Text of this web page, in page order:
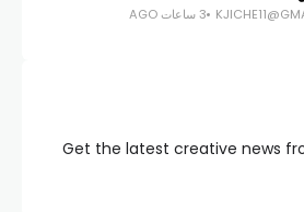
3 ساعات AGO
Get the latest creative news